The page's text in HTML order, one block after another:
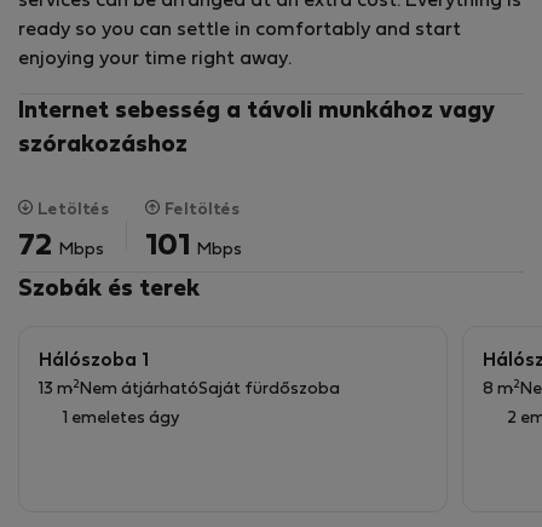
ready so you can settle in comfortably and start
enjoying your time right away.
Internet sebesség a távoli munkához vagy
szórakozáshoz
Letöltés
72 Mbps
Feltöltés
101 Mbps
Szobák és terek
Hálószoba 1
13 m2 Nem átjárhatóSaját fürdőszoba
1 emeletes ágy
8 m2
2